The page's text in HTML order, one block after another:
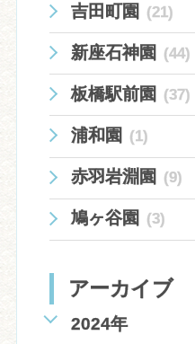
吉田町園 (21)
新座石神園 (44)
板橋駅前園 (37)
浦和園 (1)
赤羽岩淵園 (9)
鳩ヶ谷園 (3)
アーカイブ
2024年